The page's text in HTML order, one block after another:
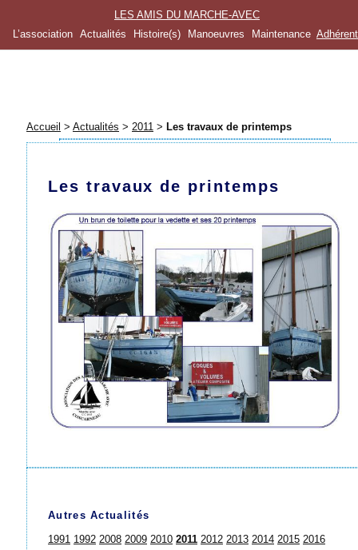
LES AMIS DU MARCHE-AVEC
L’association
Actualités Histoire(s) Manoeuvres Maintenance
Accueil > Actualités > 2011 > Les travaux de printemps
Les travaux de printemps
Autres Actualités
1991 1992 2008 2009 2010 2011 2012 2013 2014 2015 2016